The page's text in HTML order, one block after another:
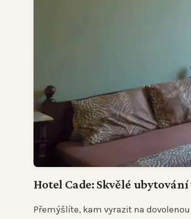
Hotel Cade: Skvělé
Přemýšlíte, kam vyrazit na